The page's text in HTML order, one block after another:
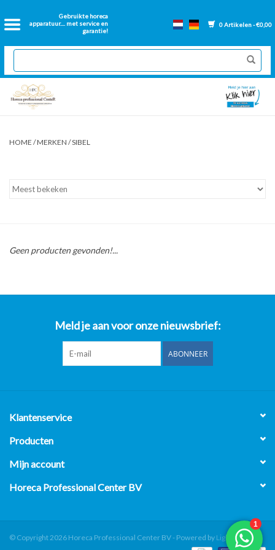
Gebruikte horeca
apparatuur.... met service en
garantie!
0 Artikelen - €0,00
Home
2dehands Horeca
Nieuwe apparatuur
Onderdelen bakwanden
Over ons
HOME /MERKEN /SIBEL
Geen producten gevonden!...
Meld je aan voor onze nieuwsbrief:
ABONNEER
Klantenservice
Producten
Mijn account
Horeca Professional Center BV
© Copyright 2026 Horeca Professional Center BV - Powered by Lightspeed